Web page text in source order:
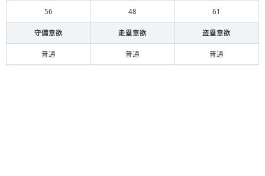
56 48 61
守備意欲 走塁意欲 盗塁意欲
普通 普通 普通